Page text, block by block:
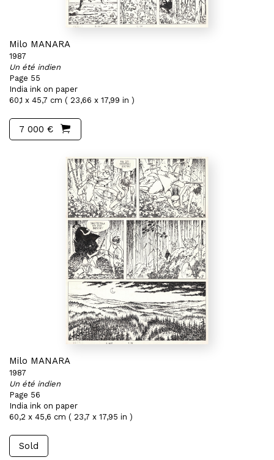
Milo MANARA
1987
Un été indien
Page 55
India ink on paper
60,1 x 45,7 cm ( 23,66 x 17,99 in )
7 000 €
Milo MANARA
1987
Un été indien
Page 56
India ink on paper
60,2 x 45,6 cm ( 23,7 x 17,95 in )
Sold